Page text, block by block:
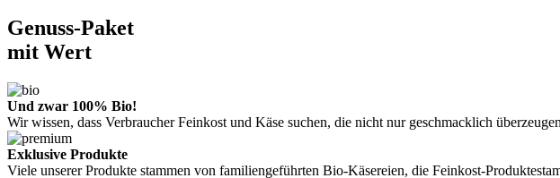
Genuss-Paket
mit Wert
Und zwar 100% Bio!
Wir wissen, dass Verbraucher Feinkost und Käse suchen, die nicht nur geschmacklich
Exklusive Produkte
Viele unserer Produkte stammen von familiengeführten Bio-Käsereien, die Feinkost-